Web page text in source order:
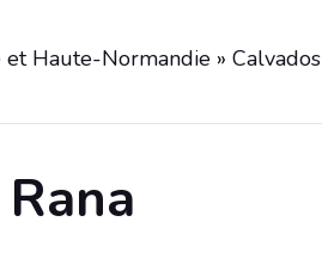
et Haute-Normandie » Calvados